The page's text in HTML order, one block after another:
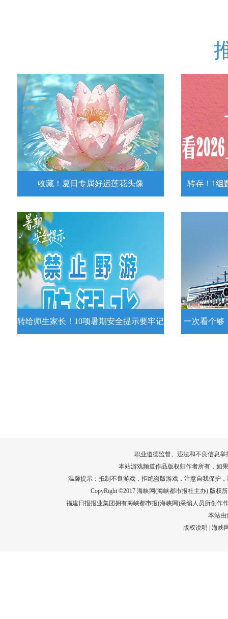
收藏！夏日专属好运莲花头像
收藏！夏日专属好运莲花头像
夏日专属好运莲花头像！
详情
转存！1组
转存！1
况发布。
转给师生家长！10项暑期安全提示要牢记 一次看个够
职业道德监督、违法和不良信息举
本站游戏频道作品版权归作者所有，如
温馨提示：抵制不良游戏，拒绝盗版游戏，注意自我保护
CopyRight ©2017 海峡网(海峡都市报社主办) 版权
福建日报报业集团拥有海峡都市报(海峡网)采编人员所创作
本站由
版权说明
|海峡